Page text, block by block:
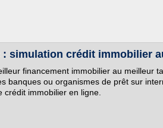
simulation crédit immobilier
financement immobilier au meilleur
banques ou organismes de prêt sur
immobilier en ligne.